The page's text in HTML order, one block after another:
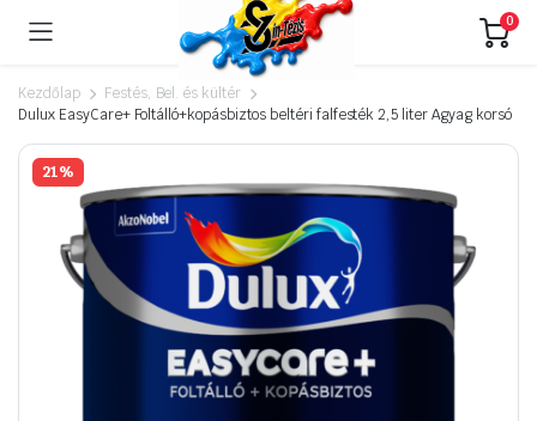
0
Kezdőlap
Festés, Bel. és kültér
Dulux EasyCare+ Foltálló+kopásbiztos beltéri falfesték 2,5 liter Agyag korsó
21%